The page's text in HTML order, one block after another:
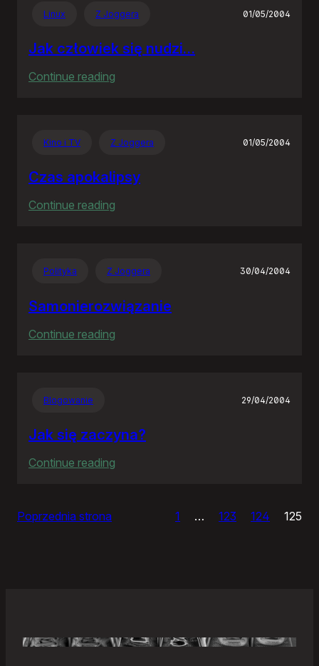
Linux Z Joggera 01/05/2004
Jak człowiek się nudzi…
Continue reading
nudzi…
Kino i TV Z Joggera 01/05/2004
Czas apokalipsy
Continue reading
Polityka Z Joggera 30/04/2004
Samonierozwiązanie
Continue reading
Blogowanie 29/04/2004
Jak się zaczyna?
Continue reading
Poprzednia strona 1 … 123 124 125